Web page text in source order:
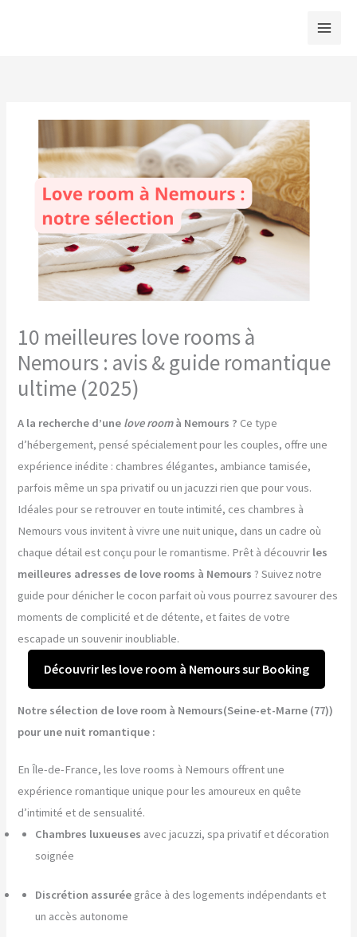
10 meilleures love rooms à
Nemours : avis & guide romantique
ultime (2025)
A la recherche d’une love roomà Nemours ? Ce type
d’hébergement, pensé spécialement pour les couples, offre une
expérience inédite : chambres élégantes, ambiance tamisée,
parfois même un spa privatif ou un jacuzzi rien que pour vous.
Idéales pour se retrouver en toute intimité, ces chambres à
Nemours vous invitent à vivre une nuit unique, dans un cadre où
chaque détail est conçu pour le romantisme. Prêt à découvrir les
meilleures adresses de love rooms à Nemours ? Suivez notre
guide pour dénicher le cocon parfait où vous pourrez savourer des
moments de complicité et de détente, et faites de votre
escapade un souvenir inoubliable.
Découvrir les love room à Nemours sur Booking
Notre sélection de love room à Nemours(Seine-et-Marne (77))
pour une nuit romantique :
En Île-de-France, les love rooms à Nemours offrent une
expérience romantique unique pour les amoureux en quête
d’intimité et de sensualité.
Chambres luxueuses avec jacuzzi, spa privatif et décoration
soignée
Discrétion assurée grâce à des logements indépendants et
un accès autonome